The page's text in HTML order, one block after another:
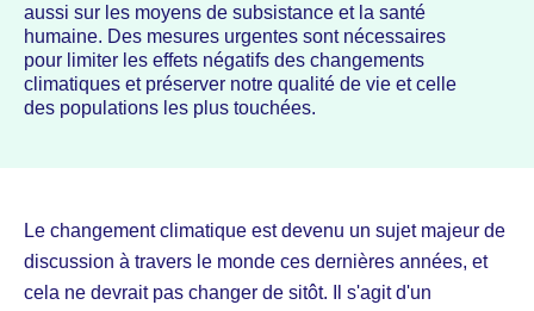
aussi sur les moyens de subsistance et la santé
humaine. Des mesures urgentes sont nécessaires
pour limiter les effets négatifs des changements
climatiques et préserver notre qualité de vie et celle
des populations les plus touchées.
Le changement climatique est devenu un sujet majeur de
discussion à travers le monde ces dernières années, et
cela ne devrait pas changer de sitôt. Il s'agit d'un